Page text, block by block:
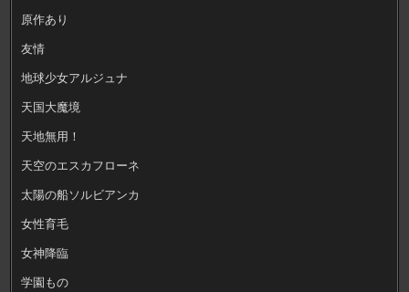
原作あり
友情
地球少女アルジュナ
天国大魔境
天地無用！
天空のエスカフローネ
太陽の船ソルビアンカ
女性育毛
女神降臨
学園もの